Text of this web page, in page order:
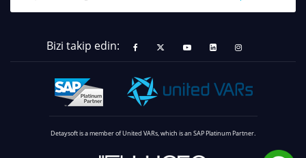
Bizi takip edin:
Detaysoft is a member of United VARs, which is an SAP Platinum Partner.